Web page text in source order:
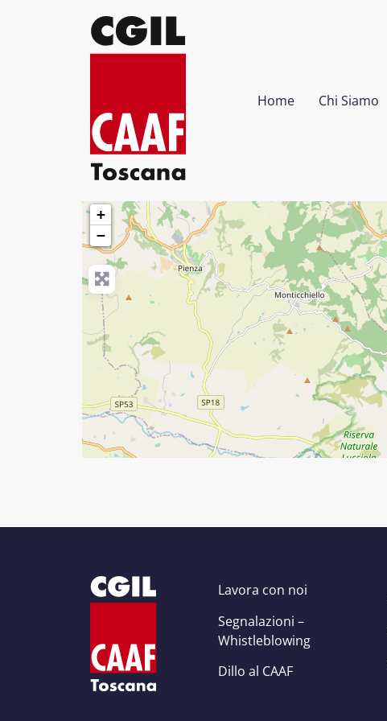
Home Chi Siamo
Via D. Alighieri, 23
Tel. 0578/74.15.00
+
−
Lavora con noi
Segnalazioni –
Whistleblowing
Dillo al CAAF